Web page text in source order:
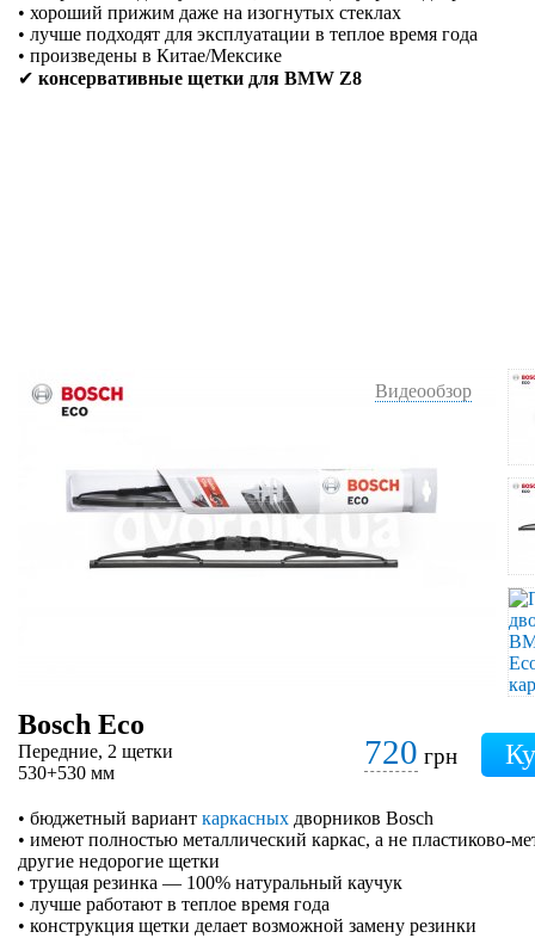
• хороший прижим даже на изогнутых стеклах
• лучше подходят для эксплуатации в теплое время года
• произведены в Китае/Мексике
✔ консервативные щетки для BMW Z8
Видеообзор
Bosch Eco
Передние, 2 щетки
530+530 мм
720 грн
• бюджетный вариант каркасных дворников Bosch
• имеют полностью металлический каркас, а не пластиково-
другие недорогие щетки
• трущая резинка — 100% натуральный каучук
• лучше работают в теплое время года
• конструкция щетки делает возможной замену резинки